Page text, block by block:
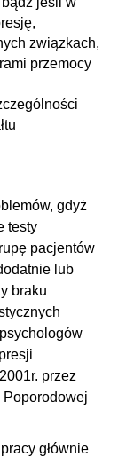
związkach,
przemocy
gdyż
testy
pacjentów
lub
braku
przez
Poporodowej
głównie